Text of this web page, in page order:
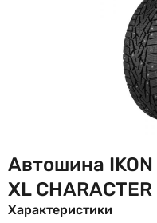
Автошина
XL
Характеристики